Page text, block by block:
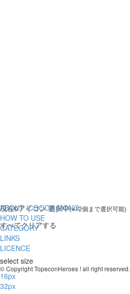
現在0アイコン 選択中(※12個まで選択可能)
すべてクリアする
select size
16px
32px
ABOUT ICOOON MONO
HOW TO USE
CATEGORY
LINKS
LICENCE
© Copyright TopeconHeroes ! all right reserved.